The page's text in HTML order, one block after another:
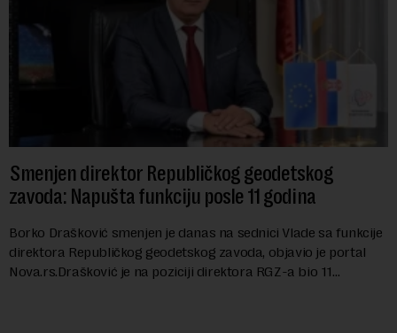
Smenjen direktor Republičkog geodetskog
zavoda: Napušta funkciju posle 11 godina
Borko Drašković smenjen je danas na sednici Vlade sa funkcije
direktora Republičkog geodetskog zavoda, objavio je portal
Nova.rs.Drašković je na poziciji direktora RGZ-a bio 11